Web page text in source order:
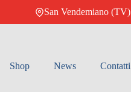
San Vendemiano (TV)
Shop News Contatti